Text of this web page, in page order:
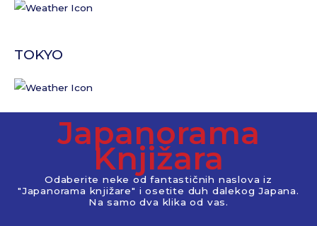
TOKYO
Japanorama
Knjižara
Odaberite neke od fantastičnih naslova iz
"Japanorama knjižare" i osetite duh dalekog Japana.
Na samo dva klika od vas.